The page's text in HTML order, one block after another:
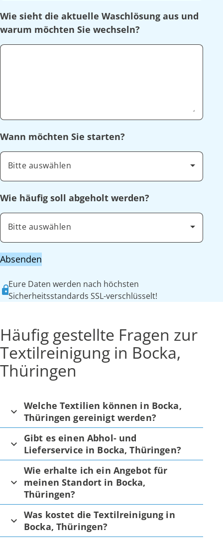
Wie sieht die aktuelle Waschlösung aus und
warum möchten Sie wechseln?
Wann möchten Sie starten?
Bitte auswählen
Wie häufig soll abgeholt werden?
Bitte auswählen
Absenden
Eure Daten werden nach höchsten
Sicherheitsstandards SSL-verschlüsselt!
Häufig gestellte Fragen zur
Textilreinigung in Bocka,
Thüringen
Welche Textilien können in Bocka,
Thüringen gereinigt werden?
Gibt es einen Abhol- und
Lieferservice in Bocka, Thüringen?
Wie erhalte ich ein Angebot für
meinen Standort in Bocka,
Thüringen?
Was kostet die Textilreinigung in
Bocka, Thüringen?